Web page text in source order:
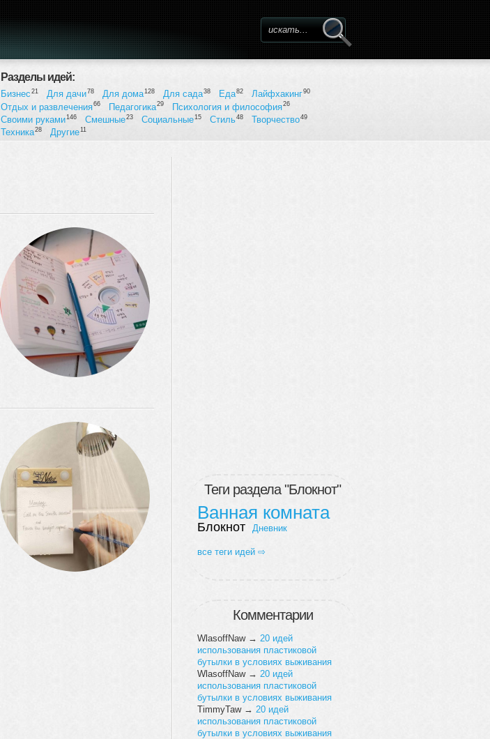
Форма поиска
Разделы идей:
Бизнес 21 Для дачи78 Для дома128 Для сада38 Еда82 Лайфхакинг90
Отдых и развлечения66 Педагогика29 Психология и философия26
Своими руками146 Смешные23 Социальные 15 Стиль48 Творчество49
Техника28 Другие 11
Теги раздела "Блокнот"
Ванная комната
Блокнот Дневник
все теги идей ⇨
Комментарии
WlasoffNaw→ 20 идей
использования пластиковой
бутылки в условиях выживания
WlasoffNaw→ 20 идей
использования пластиковой
бутылки в условиях выживания
TimmyTaw→ 20 идей
использования пластиковой
бутылки в условиях выживания